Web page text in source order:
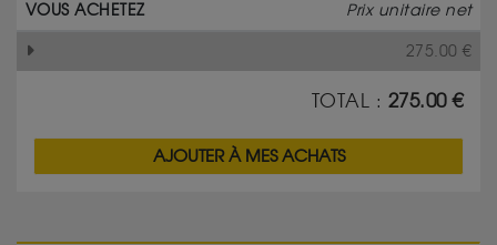
VOUS ACHETEZ Prix unitaire net
275.00 €
TOTAL : 275.00€
AJOUTER À MES ACHATS